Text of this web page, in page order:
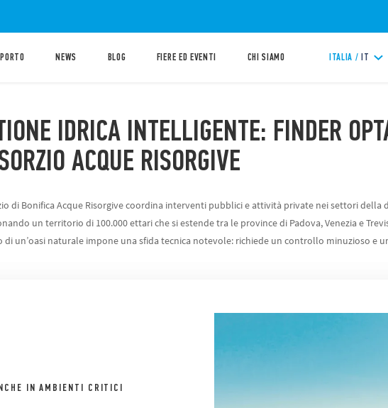
NEWS BLOG FIERE ED EVENTI CHI SIAMO ITALIA / IT
IDRICA INTELLIGENTE: FINDER
ACQUE RISORGIVE
di Bonifica Acque Risorgive coordina interventi pubblici e attività private nei settori della
un territorio di 100.000 ettari che si estende tra le province di Padova, Venezia e
di un’oasi naturale impone una sfida tecnica notevole: richiede un controllo minuzioso e
IN AMBIENTI CRITICI